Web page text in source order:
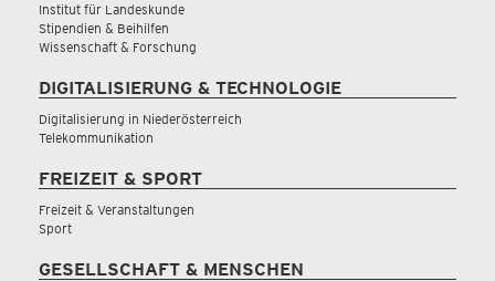
Institut für Landeskunde
Stipendien & Beihilfen
Wissenschaft & Forschung
DIGITALISIERUNG & TECHNOLOGIE
Digitalisierung in Niederösterreich
Telekommunikation
FREIZEIT & SPORT
Freizeit & Veranstaltungen
Sport
GESELLSCHAFT & MENSCHEN